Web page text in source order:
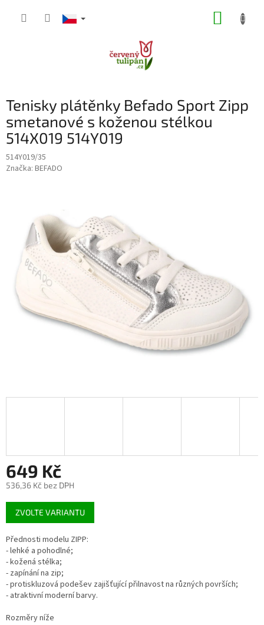
Tenisky plátěnky Befado Sport Zipp
smetanové s koženou stélkou
514X019 514Y019
514Y019/35
Značka: BEFADO
649 Kč
536,36 Kč bez DPH
Měrná
cena:
ZVOLTE VARIANTU
Přednosti modelu ZIPP:
- lehké a pohodlné;
- kožená stélka;
- zapínání na zip;
- protiskluzová podešev zajišťující přilnavost na různých površích;
- atraktivní moderní barvy.
Rozměry níže